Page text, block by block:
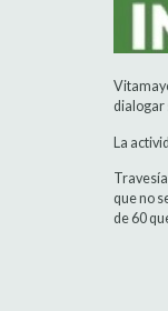
dialogar
La
que no
de 60